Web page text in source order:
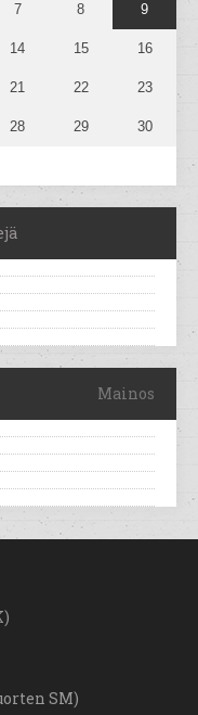
7 8 9
14 15 16
21 22 23
28 29 30
Mainos
SM)